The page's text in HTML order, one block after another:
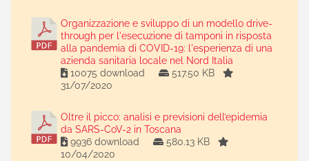
Organizzazione e sviluppo di un modello drive-
through per l'esecuzione di tamponi in risposta
alla pandemia di COVID-19: l'esperienza di una
azienda sanitaria locale nel Nord Italia
10075 download
517.50 KB
31/07/2020
Oltre il picco: analisi e previsioni dell’epidemia
da SARS-CoV-2 in Toscana
9936 download
580.13 KB
10/04/2020